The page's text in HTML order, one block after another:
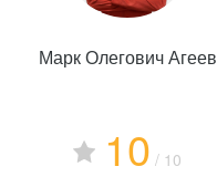
Марк Олегович Агеев
10 / 10